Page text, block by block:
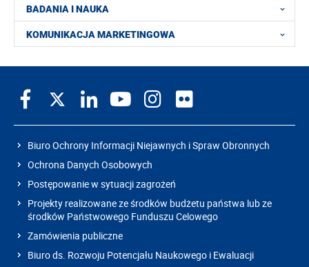
BADANIA I NAUKA
KOMUNIKACJA MARKETINGOWA
Biuro Ochrony Informacji Niejawnych i Spraw Obronnych
Ochrona Danych Osobowych
Postępowanie w sytuacji zagrożeń
Projekty realizowane ze środków budżetu państwa lub ze
środków Państwowego Funduszu Celowego
Zamówienia publiczne
Biuro ds. Rozwoju Potencjału Naukowego i Ewaluacji